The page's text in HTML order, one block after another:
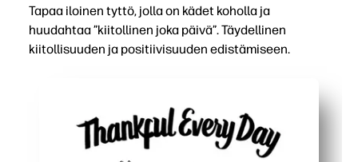
Tapaa iloinen tyttö, jolla on kädet koholla ja
huudahtaa ”kiitollinen joka päivä”. Täydellinen
kiitollisuuden ja positiivisuuden edistämiseen.
Käynnistää mielekästä keskustelua - lapset jakavat
Pitää kädet kiireisinä, kun mieli rauhoittuu - väritys
Toimii missä tahansa - käytä kotona, luokassa,